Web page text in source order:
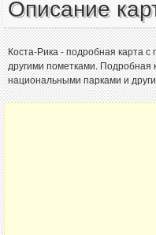
Описание
Коста-Рика - подробная карта
другими пометками. Подробная
национальными парками и